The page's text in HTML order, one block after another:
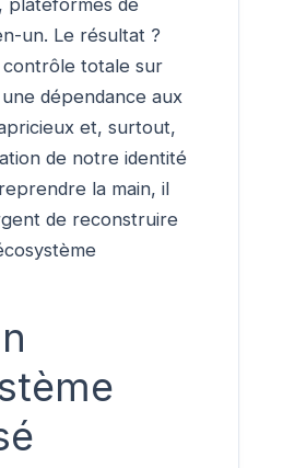
un. Le résultat ?
totale sur
dépendance aux
et, surtout,
de notre identité
la main, il
de reconstruire